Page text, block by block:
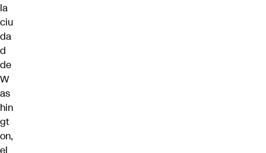
la
ciu
da
d
de
W
as
hin
gt
on,